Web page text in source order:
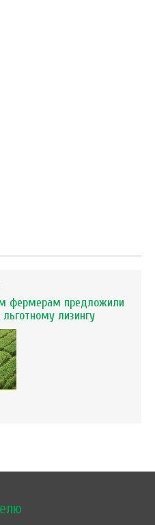
фермерам предложили
лизингу